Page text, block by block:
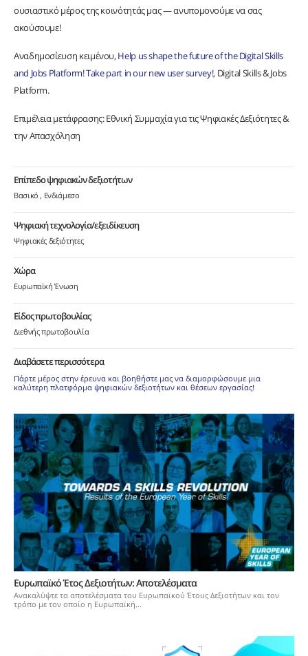
ουσιαστικό μέρος της κοινότητάς μας — ανυπομονούμε να σας
ακούσουμε!
Aναδημοσίευση κειμένου,Help us shape the future of the Digital Skills
and Jobs Platform! Take part in our new user survey!, Digital Skills & Jobs
Platform.
Επιμέλεια μετάφρασης: Εθνική Συμμαχία για τις Ψηφιακές Δεξιότητες &
την Απασχόληση
Επίπεδο ψηφιακών δεξιοτήτων
Βασικό Ενδιάμεσο
Ψηφιακή τεχνολογία/εξειδίκευση
Ψηφιακές δεξιότητες
Χώρα
Ευρωπαϊκή Ένωση
Είδος πρωτοβουλίας
Διεθνής πρωτοβουλία
Διαβάσετε περισσότερα
Πάρτε μέρος στην έρευνα και βοηθήστε μας να διαμορφώσουμε μια
καλύτερη πλατφόρμα ψηφιακών δεξιοτήτων και θέσεων εργασίας!
Ευρωπαϊκό Έτος Δεξιοτήτων: Aποτελέσματα
Ανακαλύψτε τα αποτελέσματα του Ευρωπαϊκού Έτους Δεξιοτήτων και τον
τρόπο με τον οποίο η Ευρωπαϊκή...